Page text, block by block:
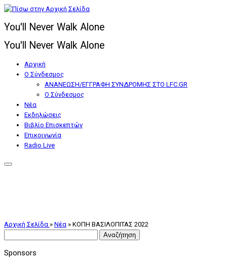
Μετάβαση
περιεχόμενο
You'll Never Walk Alone
You'll Never Walk Alone
Αρχική
Ο Σύνδεσμος
ΑΝΑΝΕΩΣΗ/ΕΓΓΡΑΦΗ ΣΥΝΔΡΟΜΗΣ ΣΤΟ LFC.GR
Ο Σύνδεσμος
Nέα
Εκδηλώσεις
Βιβλίο Επισκεπτών
Επικοινωνία
Radio Live
Αρχική Σελίδα » Nέα » ΚΟΠΗ ΒΑΣΙΛΟΠΙΤΑΣ 2022
Sponsors